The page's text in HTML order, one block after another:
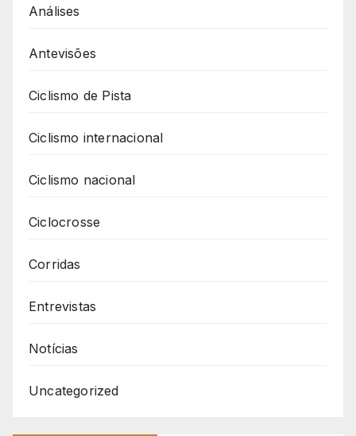
Análises
Antevisões
Ciclismo de Pista
Ciclismo internacional
Ciclismo nacional
Ciclocrosse
Corridas
Entrevistas
Notícias
Uncategorized